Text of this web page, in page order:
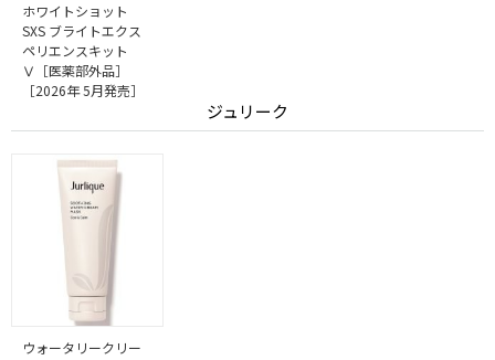
ホワイトショット
SXS ブライトエクス
ペリエンスキット
Ⅴ［医薬部外品］
［2026年 5月発売］
ジュリーク
ウォータリークリー